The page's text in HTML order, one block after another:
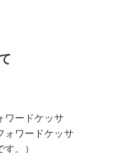
ワードケッサ
ォワードケッサ
。）